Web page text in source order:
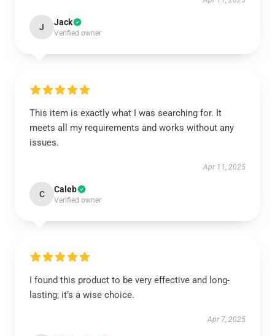
J Jack
Verified owner
This item is exactly what I was searching for. It
meets all my requirements and works without any
issues.
Apr 11, 2025
C Caleb
Verified owner
I found this product to be very effective and long-
lasting; it’s a wise choice.
Apr 7, 2025